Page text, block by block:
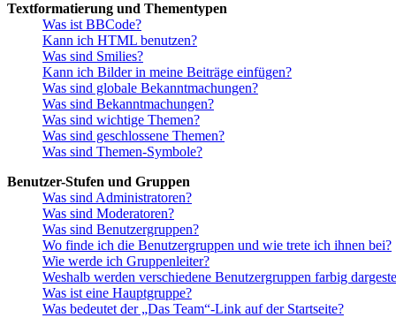
Textformatierung und Thementypen
Was ist BBCode?
Kann ich HTML benutzen?
Was sind Smilies?
Kann ich Bilder in meine Beiträge einfügen?
Was sind globale Bekanntmachungen?
Was sind Bekanntmachungen?
Was sind wichtige Themen?
Was sind geschlossene Themen?
Was sind Themen-Symbole?
Benutzer-Stufen und Gruppen
Was sind Administratoren?
Was sind Moderatoren?
Was sind Benutzergruppen?
Wo finde ich die Benutzergruppen und wie trete ich ihnen bei?
Wie werde ich Gruppenleiter?
Weshalb werden verschiedene Benutzergruppen farbig
Was ist eine Hauptgruppe?
Was bedeutet der „Das Team“-Link auf der Startseite?